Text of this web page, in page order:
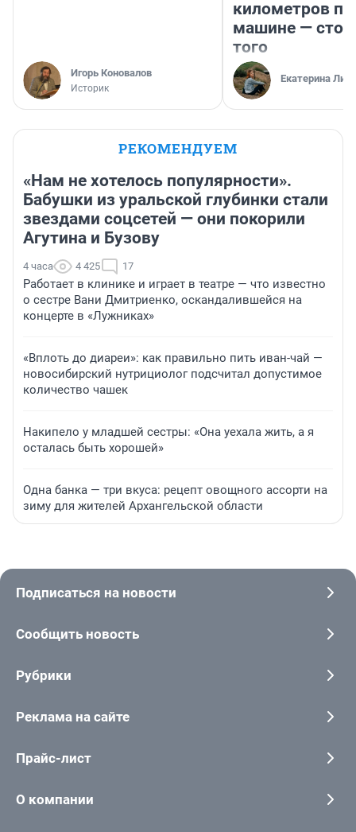
Игорь Коновалов
Историк
километров по
машине —
того
Екатерина
РЕКОМЕНДУЕМ
«Нам не хотелось популярности».
Бабушки из уральской глубинки стали
звездами соцсетей — они покорили
Агутина и Бузову
4 часа 4 425 17
Работает в клинике и играет в театре — что известно
о сестре Вани Дмитриенко, оскандалившейся на
концерте в «Лужниках»
«Вплоть до диареи»: как правильно пить иван-чай —
новосибирский нутрициолог подсчитал допустимое
количество чашек
Накипело у младшей сестры: «Она уехала жить, а я
осталась быть хорошей»
Одна банка — три вкуса: рецепт овощного ассорти на
зиму для жителей Архангельской области
Подписаться на новости
Сообщить новость
Рубрики
Реклама на сайте
Прайс-лист
О компании